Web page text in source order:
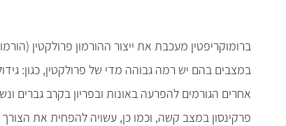
ברומוקריפטין מעכבת את ייצור ההורמון פרולקטין
במצבים בהם יש רמה גבוהה מדי של פרולקטין, כגון:
אחרים הגורמים להפרעה באונות ובפריון בקרב גברים
פרקינסון במצב קשה, וכמו כן, עשויה להפחית את